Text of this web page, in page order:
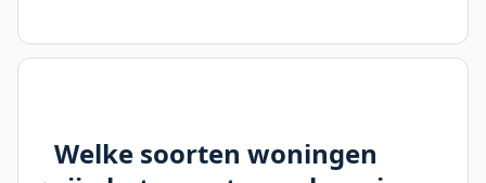
Welke soorten woningen